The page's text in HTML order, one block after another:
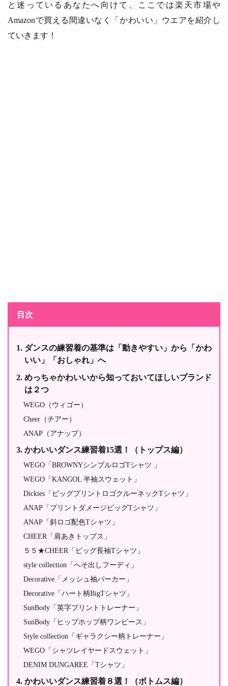
と迷っているあなたへ向けて、ここでは楽天市場や
Amazonで買える間違いなく「かわいい」ウエアを紹介し
ていきます！
目次
ダンスの練習着の基準は「動きやすい」から「かわ
いい」「おしゃれ」へ
めっちゃかわいいから知っておいてほしいブランド
は２つ
WEGO（ウィゴー）
Cheer（チアー）
ANAP（アナップ）
かわいいダンス練習着15選！（トップス編）
WEGO「BROWNYシンプルロゴTシャツ 」
WEGO「KANGOL 半袖スウェット」
Dickies「ビッグプリントロゴクルーネックTシャツ」
ANAP「プリントダメージビッグTシャツ」
ANAP「斜ロゴ配色Tシャツ」
CHEER「肩あきトップス」
５５★CHEER「ビッグ長袖Tシャツ」
style collection「へそ出しフーディ」
Decorative「メッシュ袖パーカー」
Decorative「ハート柄BigTシャツ」
SunBody「英字プリントトレーナー」
SunBody「ヒップホップ柄ワンピース」
Style collection「ギャラクシー柄トレーナー」
WEGO「シャツレイヤードスウェット」
DENIM DUNGAREE「Tシャツ」
かわいいダンス練習着８選！（ボトムス編）